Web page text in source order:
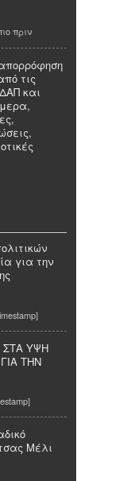
πριν
τις
και
για την
ΥΨΗ
ΤΗΝ
Μέλι